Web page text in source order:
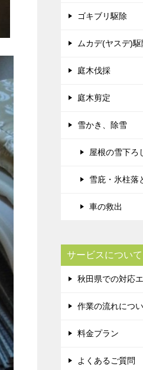
ゴキブリ駆除
ムカデ(ヤスデ)駆
庭木伐採
庭木剪定
雪かき、除雪
屋根の雪下ろ
雪庇・氷柱落
車の救出
サービスについて
秋田県での対応
作業の流れにつ
料金プラン
よくあるご質問